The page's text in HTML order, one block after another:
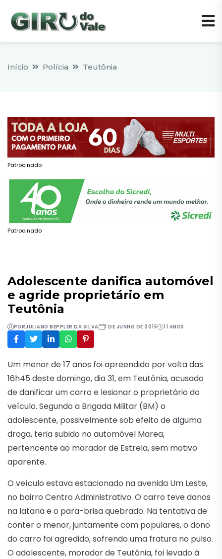
Início Polícia Teutônia
Patrocinado
Patrocinado
Adolescente danifica automóvel
e agride proprietário em
Teutônia
PORJULIANO BEPPLER DA SILVA 1 DE JUNHO DE 2015 11 ANOS
Um menor de 17 anos foi apreendido por volta das
16h45 deste domingo, dia 31, em Teutônia, acusado
de danificar um carro e lesionar o proprietário do
veículo. Segundo a Brigada Militar (BM) o
adolescente, possivelmente sob efeito de alguma
droga, teria subido no automóvel Marea,
pertencente ao morador de Estrela, sem motivo
aparente.
O veículo estava estacionado na avenida Um Leste,
no bairro Centro Administrativo. O carro teve danos
na lataria e o para-brisa quebrado. Na tentativa de
conter o menor, juntamente com populares, o dono
do carro foi agredido, sofrendo uma fratura no pulso.
O adolescente, morador de Teutônia, foi levado à